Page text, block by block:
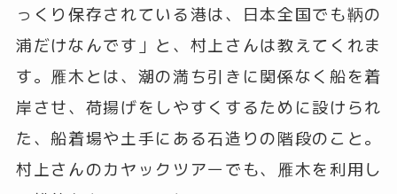
っくり保存されている港は、日本全国でも鞆の
浦だけなんです」と、村上さんは教えてくれま
す。雁木とは、潮の満ち引きに関係なく船を着
岸させ、荷揚げをしやすくするために設けられ
た、船着場や土手にある石造りの階段のこと。
村上さんのカヤックツアーでも、雁木を利用し